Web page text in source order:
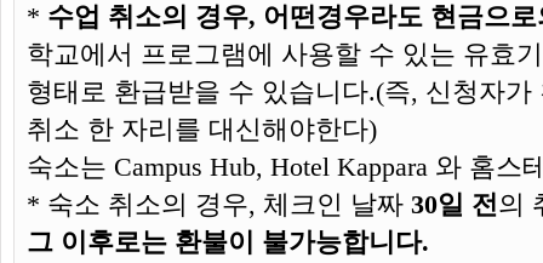
* 수업 취소의 경우, 어떤경우라도 현금으
학교에서 프로그램에 사용할 수 있는 유효
형태로 환급받을 수 있습니다.(즉, 신청자
취소 한 자리를 대신해야한다)
숙소는 Campus Hub, Hotel Kappara 와 홈
* 숙소 취소의 경우, 체크인 날짜 30일 전의
그 이후로는 환불이 불가능합니다.